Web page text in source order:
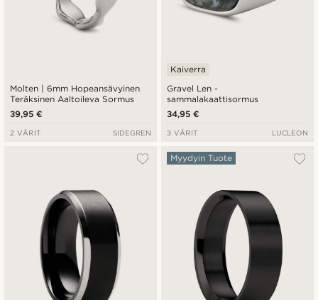
Molten | 6mm Hopeansävyinen
Teräksinen Aaltoileva Sormus
39,95 €
2 VÄRIT SIDEGREN
Gravel Len -
sammalakaattisormus
Kaiverra
34,95 €
3 VÄRIT LUCLEON
Myydyin Tuote